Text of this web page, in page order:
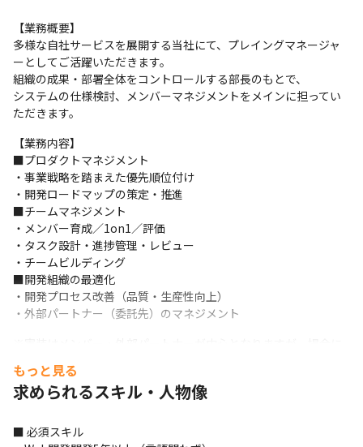
【業務概要】
多様な自社サービスを展開する当社にて、プレイングマネージャ
ーとしてご活躍いただきます。
組織の成果・部署全体をコントロールする部長のもとで、
システムの仕様検討、メンバーマネジメントをメインに担ってい
ただきます。
【業務内容】
■プロダクトマネジメント
・事業戦略を踏まえた優先順位付け
・開発ロードマップの策定・推進
■チームマネジメント
・メンバー育成／1on1／評価
・タスク設計・進捗管理・レビュー
・チームビルディング
■開発組織の最適化
・開発プロセス改善（品質・生産性向上）
・外部パートナー（委託先）のマネジメント
※社内SE業務は別チームで担当
・他部署からの意見をトリガーにタスクが発生し、優先度をつけ
て対応
もっと見る
求められるスキル・人物像
■ 必須スキル